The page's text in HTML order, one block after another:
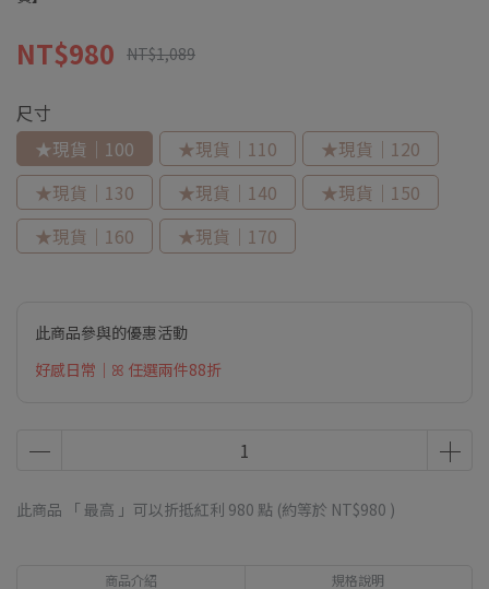
NT$980 NT$1,089
尺寸
★現貨｜100
★現貨｜110
★現貨｜120
★現貨｜130
★現貨｜140
★現貨｜150
★現貨｜160
★現貨｜170
此商品參與的優惠活動
好感日常｜ꕤ 任選兩件88折
此商品 「 最高 」可以折抵紅利 980 點 (約等於 NT$980 )
商品介紹 規格說明